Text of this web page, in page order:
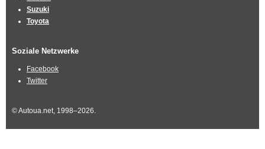
Suzuki
Toyota
Soziale Netzwerke
Facebook
Twitter
© Autoua.net, 1998–2026.